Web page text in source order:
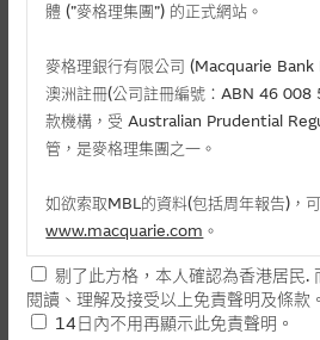
關於我們
相關認股證/牛熊證
認購 認沽 牛證
編號 相關資產 行使價
16089 國泰海通(認購) 20.888
27982
國泰海通(認購) 19.888
體 (”麥格理集團”) 的正式網站。
麥格理銀行有限公司 (Macquarie
澳洲註冊(公司註冊編號：ABN 46
款機構，受 Australian Prudential
管，是麥格理集團之一。
如欲索取MBL的資料(包括周年報告)，
www.macquarie.com 。
本網站所載資料會隨時更改，而不作另
理的資料，可直接聯絡本集團職員。
剔了此方格，本人確認為香港居民.
閱讀、理解及接受以上免責聲明及條款。
14日內不用再顯示此免責聲明。